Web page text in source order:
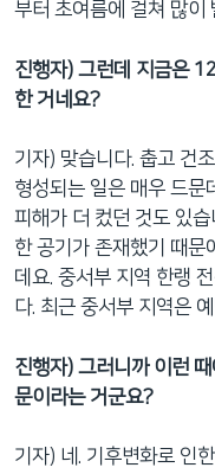
부터 초여름에 걸쳐 많이
진행자) 그런데 지금은
한 거네요?
기자) 맞습니다. 춥고 건
형성되는 일은 매우 드문
피해가 더 컸던 것도 있
한 공기가 존재했기 때문
데요. 중서부 지역 한랭
다. 최근 중서부 지역은
진행자) 그러니까 이런
문이라는 거군요?
기자) 네. 기후변화로 인